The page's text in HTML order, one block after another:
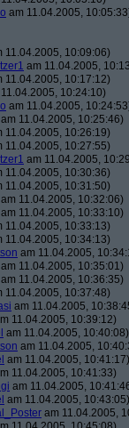
am 11.04.2005,
11.04.2005, 10:09:06)
am 11.04.2005,
11.04.2005, 10:17:12)
10:24:10)
am 11.04.2005,
am 11.04.2005, 10:25:46)
11.04.2005, 10:26:19)
11.04.2005, 10:27:55)
am 11.04.2005,
11.04.2005, 10:30:36)
11.04.2005, 10:31:50)
am 11.04.2005, 10:32:06)
am 11.04.2005, 10:33:10)
11.04.2005, 10:33:13)
11.04.2005, 10:34:13)
am 11.04.2005,
am 11.04.2005, 10:35:01)
am 11.04.2005, 10:36:35)
11.04.2005, 10:37:48)
am 11.04.2005,
11.04.2005, 10:39:12)
am 11.04.2005, 10:40:08)
am 11.04.2005,
am 11.04.2005, 10:41:17)
11.04.2005, 10:41:33)
am 11.04.2005,
am 11.04.2005, 10:43:05)
am 11.04.2005,